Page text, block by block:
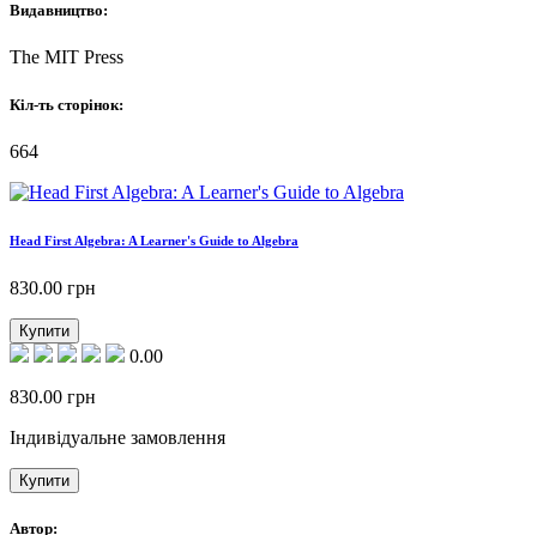
Видавництво:
The MIT Press
Кіл-ть сторінок:
664
Head First Algebra: A Learner's Guide to Algebra
830.00 грн
Купити
0.00
830.00 грн
Індивідуальне замовлення
Купити
Автор: